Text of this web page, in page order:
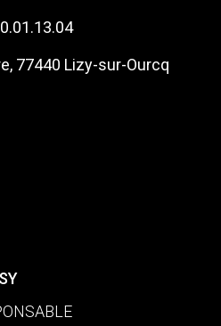
77440 Lizy-sur-Ourcq